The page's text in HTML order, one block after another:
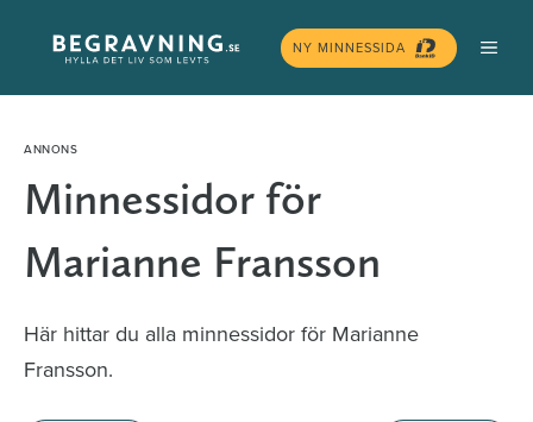
innehåll
NY MINNESSIDA
Minnessidor för
Marianne Fransson
Här hittar du alla minnessidor för Marianne
Fransson.